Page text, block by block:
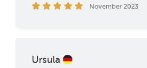
November 2023
Ursula